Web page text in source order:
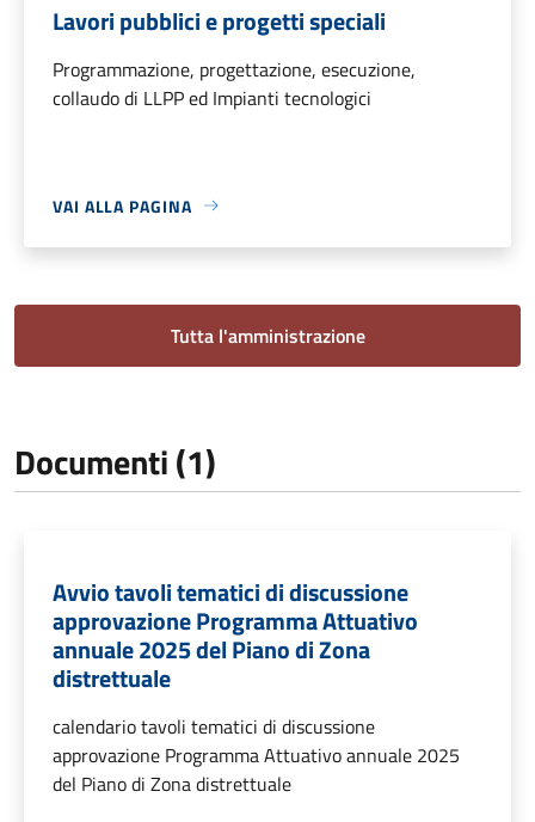
Lavori pubblici e progetti speciali
Programmazione, progettazione, esecuzione,
collaudo di LLPP ed Impianti tecnologici
VAI ALLA PAGINA
Tutta l'amministrazione
Documenti (1)
Avvio tavoli tematici di discussione
approvazione Programma Attuativo
annuale 2025 del Piano di Zona
distrettuale
calendario tavoli tematici di discussione
approvazione Programma Attuativo annuale 2025
del Piano di Zona distrettuale